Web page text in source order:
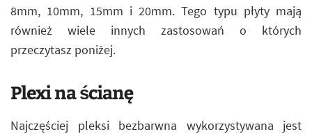
8mm, 10mm, 15mm i 20mm. Tego typu płyty mają
również wiele innych zastosowań o których
przeczytasz poniżej.
Plexi na ścianę
Najczęściej pleksi bezbarwna wykorzystywana jest